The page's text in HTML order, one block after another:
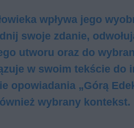
wpły­wa jego
swo­je zda­nie,
utwo­ru oraz do
w swoim tekście do
opowiadania „Górą
wybrany kontekst.